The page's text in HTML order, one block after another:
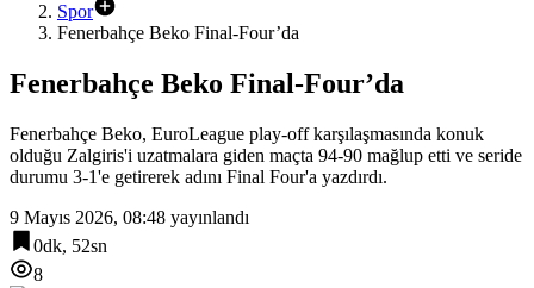
Spor
Fenerbahçe Beko Final-Four’da
Fenerbahçe Beko Final-Four’da
Fenerbahçe Beko, EuroLeague play-off karşılaşmasında konuk
olduğu Zalgiris'i uzatmalara giden maçta 94-90 mağlup etti ve seride
durumu 3-1'e getirerek adını Final Four'a yazdırdı.
9 Mayıs 2026, 08:48 yayınlandı
0dk, 52sn
8